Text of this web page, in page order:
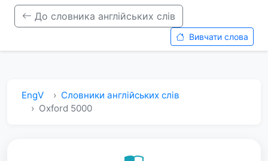
До словника англійських слів
Вивчати слова
EngV
Словники англійських слів
Oxford 5000